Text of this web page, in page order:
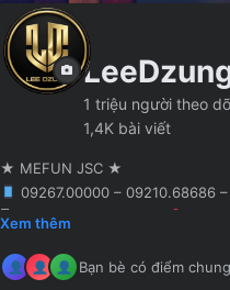
1 triệu người theo
1,4K bài viết
★ MEFUN JSC ★
09267.00000 – 09210.68686
🖥 Agency truyền thông
leedzung.vn
Xem thêm
Bạn bè có điểm chung